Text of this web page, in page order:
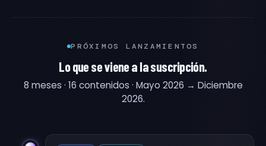
PRÓXIMOS LANZAMIENTOS
Lo que se viene a la suscripción.
8 meses · 16 contenidos · Mayo 2026 → Diciembre
2026.